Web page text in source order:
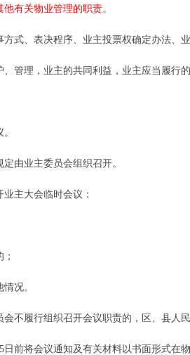
有关物业管理的职责。
、表决程序、业主投票权确定办法、业
理，业主的共同利益，业主应当履行
由业主委员会组织召开。
主大会临时会议：
况。
不履行组织召开会议职责的，区、县人
将会议通知及有关材料以书面形式在物